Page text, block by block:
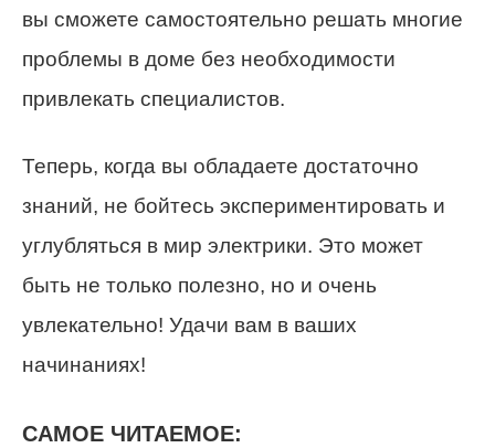
вы сможете самостоятельно решать многие
проблемы в доме без необходимости
привлекать специалистов.
Теперь, когда вы обладаете достаточно
знаний, не бойтесь экспериментировать и
углубляться в мир электрики. Это может
быть не только полезно, но и очень
увлекательно! Удачи вам в ваших
начинаниях!
САМОЕ ЧИТАЕМОЕ: